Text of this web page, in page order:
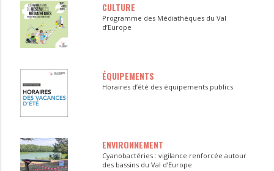
CULTURE
Programme des Médiathèques du Val
d’Europe
ÉQUIPEMENTS
Horaires d’été des équipements publics
ENVIRONNEMENT
Cyanobactéries : vigilance renforcée autour
des bassins du Val d’Europe